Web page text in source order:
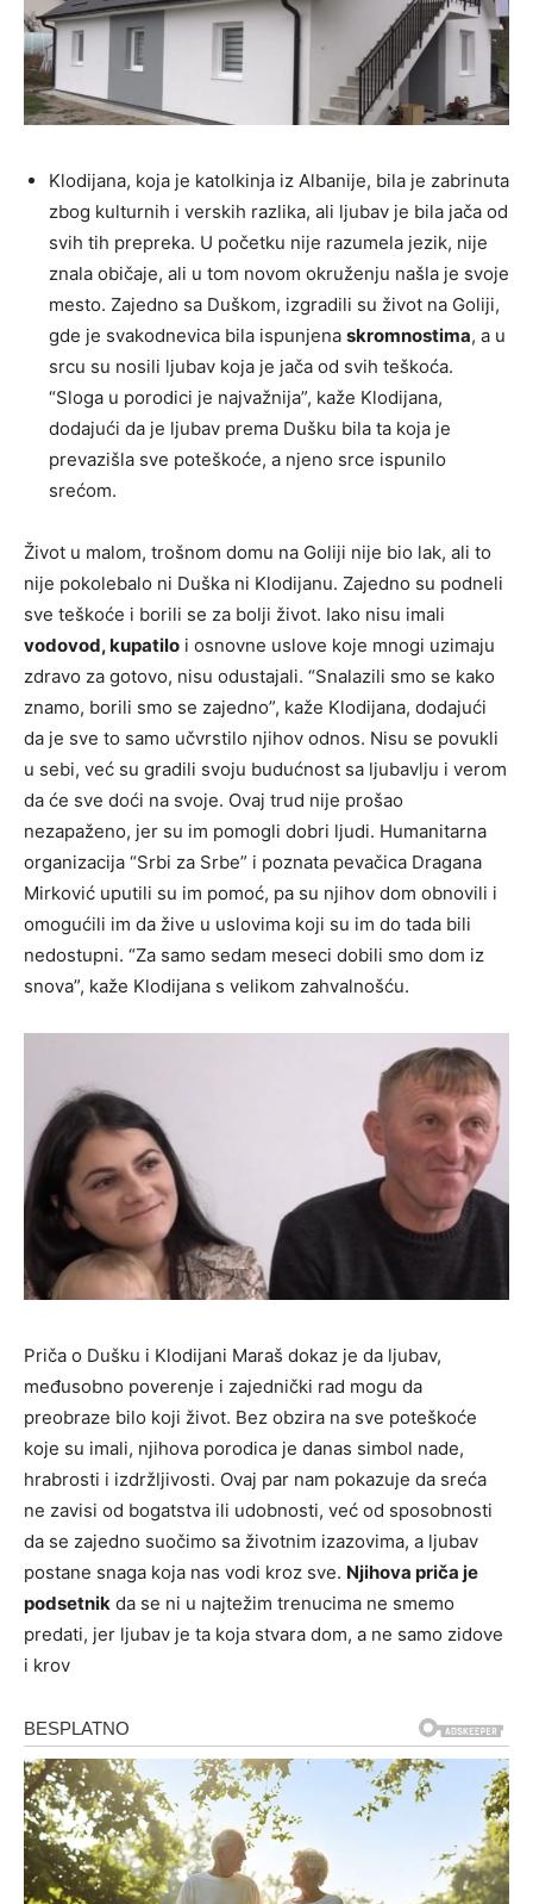
Klodijana, koja je katolkinja iz Albanije, bila je zabrinuta
zbog kulturnih i verskih razlika, ali ljubav je bila jača od
svih tih prepreka. U početku nije razumela jezik, nije
znala običaje, ali u tom novom okruženju našla je svoje
mesto. Zajedno sa Duškom, izgradili su život na Goliji,
gde je svakodnevica bila ispunjena skromnostima, a u
srcu su nosili ljubav koja je jača od svih teškoća.
“Sloga u porodici je najvažnija”, kaže Klodijana,
dodajući da je ljubav prema Dušku bila ta koja je
prevazišla sve poteškoće, a njeno srce ispunilo
srećom.
Život u malom, trošnom domu na Goliji nije bio lak, ali to
nije pokolebalo ni Duška ni Klodijanu. Zajedno su podneli
sve teškoće i borili se za bolji život. Iako nisu imali
vodovod, kupatilo i osnovne uslove koje mnogi uzimaju
zdravo za gotovo, nisu odustajali. “Snalazili smo se kako
znamo, borili smo se zajedno”, kaže Klodijana, dodajući
da je sve to samo učvrstilo njihov odnos. Nisu se povukli
u sebi, već su gradili svoju budućnost sa ljubavlju i verom
da će sve doći na svoje. Ovaj trud nije prošao
nezapaženo, jer su im pomogli dobri ljudi. Humanitarna
organizacija “Srbi za Srbe” i poznata pevačica Dragana
Mirković uputili su im pomoć, pa su njihov dom obnovili i
omogućili im da žive u uslovima koji su im do tada bili
nedostupni. “Za samo sedam meseci dobili smo dom iz
snova”, kaže Klodijana s velikom zahvalnošću.
Priča o Dušku i Klodijani Maraš dokaz je da ljubav,
međusobno poverenje i zajednički rad mogu da
preobrazе bilo koji život. Bez obzira na sve poteškoće
koje su imali, njihova porodica je danas simbol nade,
hrabrosti i izdržljivosti. Ovaj par nam pokazuje da sreća
ne zavisi od bogatstva ili udobnosti, već od sposobnosti
da se zajedno suočimo sa životnim izazovima, a ljubav
postane snaga koja nas vodi kroz sve. Njihova priča je
podsetnik da se ni u najtežim trenucima ne smemo
predati, jer ljubav je ta koja stvara dom, a ne samo zidove
i krov